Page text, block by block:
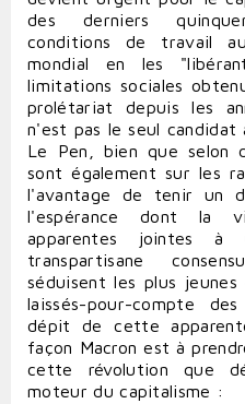
des derniers
conditions de travail
mondial en les
limitations sociales
prolétariat depuis les
n'est pas le seul
Le Pen, bien que selon
sont également sur les
l'avantage de tenir un
l'espérance dont la
apparentes jointes à
transpartisane
séduisent les plus
laissés-pour-compte
dépit de cette
façon Macron est à
cette révolution que
moteur du capitalisme :